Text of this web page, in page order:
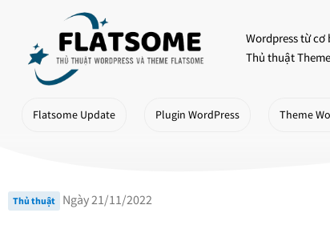
content
Wordpress từ cơ
Thủ thuật
Flatsome Update Plugin WordPress Theme
Thủ thuật Ngày 21/11/2022